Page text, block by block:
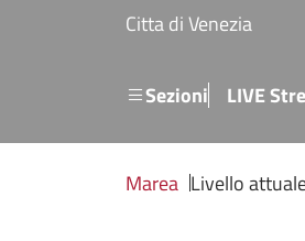
Salta al contenuto principale
Citta di Venezia
SezioniMenu
LIVE
Marea Livello